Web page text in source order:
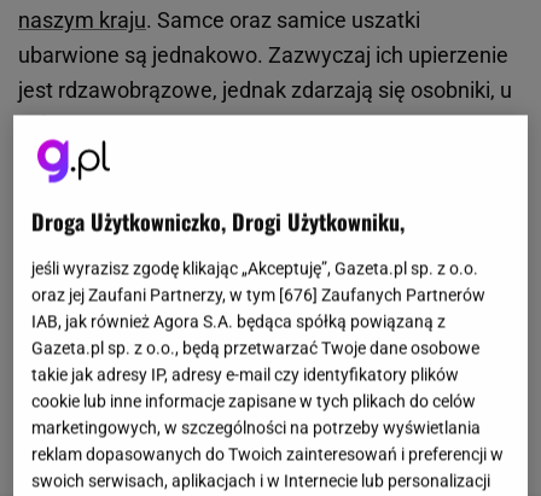
naszym kraju. Samce oraz samice uszatki
ubarwione są jednakowo. Zazwyczaj ich upierzenie
jest rdzawobrązowe, jednak zdarzają się osobniki, u
występuje nie tylko w Europie, ale także
Północnej. Uszatka zwyczajna jest aktywna nocą i
wówczas - ze względu na swoje upierzenie - staje
się wręcz niewidoczna. Odkrycie naukowców
zUniwersytetu Drexela z Pensylwanii i
Uniwersytetu Północnego Michigannieco jednak
przeczy tej teorii. Okazuje się, że w określonych
warunkachpióra ptaka zaczynają świecić.
Droga Użytkowniczko, Drogi Użytkowniku,
jeśli wyrazisz zgodę klikając „Akceptuję”, Gazeta.pl sp. z o.o.
oraz jej Zaufani Partnerzy, w tym [676] Zaufanych Partnerów
IAB, jak również Agora S.A. będąca spółką powiązaną z
Gazeta.pl sp. z o.o., będą przetwarzać Twoje dane osobowe
takie jak adresy IP, adresy e-mail czy identyfikatory plików
cookie lub inne informacje zapisane w tych plikach do celów
marketingowych, w szczególności na potrzeby wyświetlania
reklam dopasowanych do Twoich zainteresowań i preferencji w
swoich serwisach, aplikacjach i w Internecie lub personalizacji